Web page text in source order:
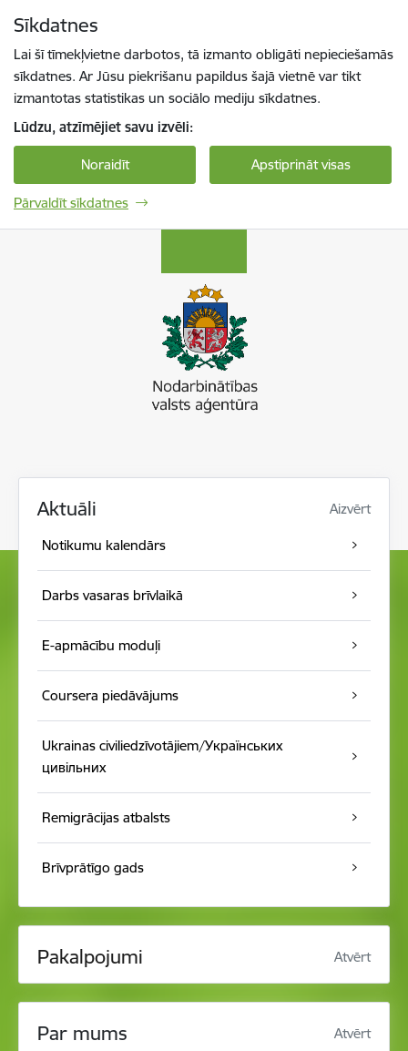
Sīkdatnes
Lai šī tīmekļvietne darbotos, tā izmanto obligāti nepieciešamās
sīkdatnes. Ar Jūsu piekrišanu papildus šajā vietnē var tikt
izmantotas statistikas un sociālo mediju sīkdatnes.
Lūdzu, atzīmējiet savu izvēli:
Noraidīt Apstiprināt visas
Pārvaldīt sīkdatnes
Aktuāli Aizvērt
Notikumu kalendār s
Darbs vasaras brīvlaikā
E-apmācību moduļi
Coursera piedāvājums
Ukrainas civiliedzīvotājiem/Українських
цивільних
Remigrācijas atbalsts
Brīvprātīgo gads
Pakalpojumi Atvērt
Par mums Atvērt